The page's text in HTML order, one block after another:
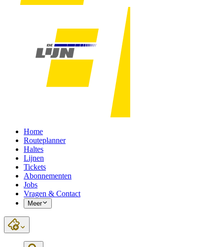
Home
Routeplanner
Haltes
Lijnen
Tickets
Abonnementen
Jobs
Vragen & Contact
Meer